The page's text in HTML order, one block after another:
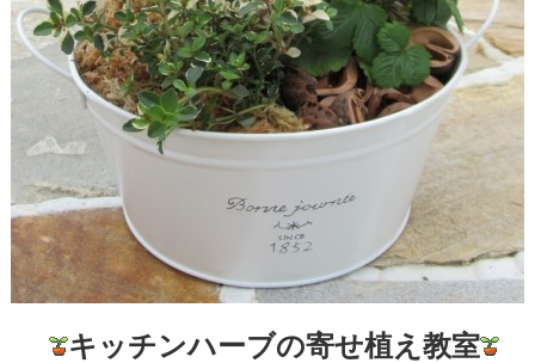
キッチンハーブの寄せ植え教室